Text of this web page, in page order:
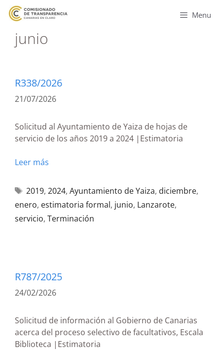
Menu
junio
R338/2026
21/07/2026
Solicitud al Ayuntamiento de Yaiza de hojas de
servicio de los años 2019 a 2024 |Estimatoria
Leer más
2019, 2024, Ayuntamiento de Yaiza, diciembre,
enero, estimatoria formal, junio, Lanzarote,
servicio, Terminación
R787/2025
24/02/2026
Solicitud de información al Gobierno de Canarias
acerca del proceso selectivo de facultativos, Escala
Biblioteca |Estimatoria